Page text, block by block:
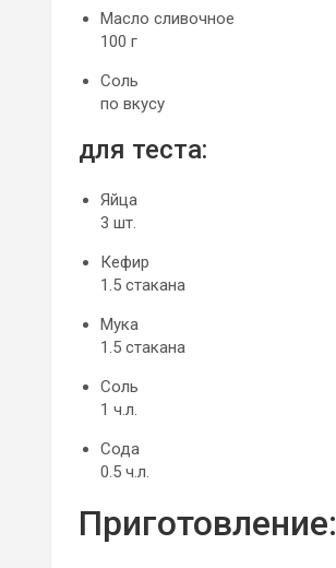
Масло сливочное
100 г
Соль
по вкусу
для теста:
Яйца
3 шт.
Кефир
1.5 стакана
Мука
1.5 стакана
Соль
1 ч.л.
Сода
0.5 ч.л.
Приготовление: